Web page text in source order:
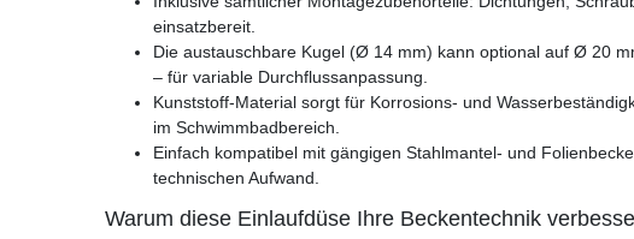
einsatzbereit.
Die austauschbare Kugel (Ø 14 mm) kann optional auf Ø 20
– für variable Durchflussanpassung.
Kunststoff-Material sorgt für Korrosions- und
im Schwimmbadbereich.
Einfach kompatibel mit gängigen Stahlmantel- und
technischen Aufwand.
Warum diese Einlaufdüse Ihre Beckentechnik